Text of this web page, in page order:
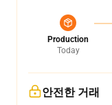
Production
Today
안전한 거래